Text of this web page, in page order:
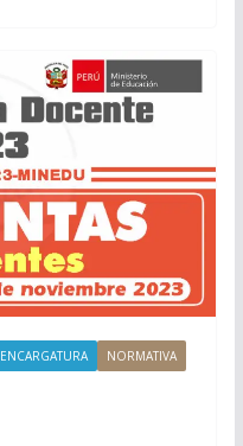
ENCARGATURA
NORMATIVA